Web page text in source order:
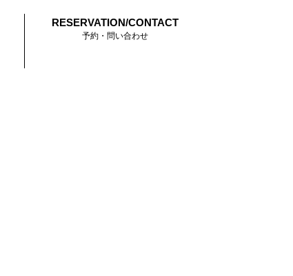
RESERVATION/CONTACT
予約・問い合わせ